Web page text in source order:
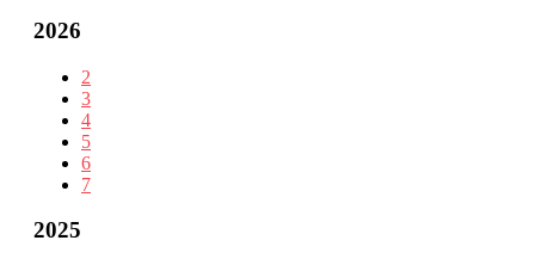
2026
2
3
4
5
6
7
2025